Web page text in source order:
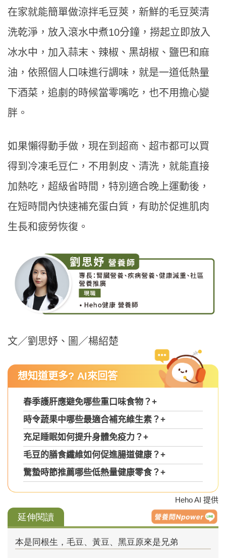
在家就能簡單做涼拌毛豆莢，新鮮的毛豆莢清
洗乾淨，放入滾水中煮10分鐘，撈起立即放入
冰水中，加入蒜末、辣椒、黑胡椒、鹽巴和麻
油，依照個人口味進行調味，就是一道低熱量
下酒菜，追劇的時候當零嘴吃，也不用擔心變
胖。
如果懶得動手做，現在到超商、超市都可以買
得到冷凍毛豆仁，不用剝皮、清洗，就能直接
加熱吃，超級省時間，特別適合晚上運動後，
在短時間內快速補充蛋白質，有助於促進肌肉
生長和疲勞恢復。
文／劉思妤、圖／楊紹楚
想知道更多? AI來回答
春季護肝應避免哪些重口味食物？+
時令蔬果中哪些最適合補充維生素？+
充足睡眠如何提升身體免疫力？+
毛豆的膳食纖維如何促進腸道健康？+
驚蟄時節推薦哪些低熱量健康零食？+
Heho AI 提供